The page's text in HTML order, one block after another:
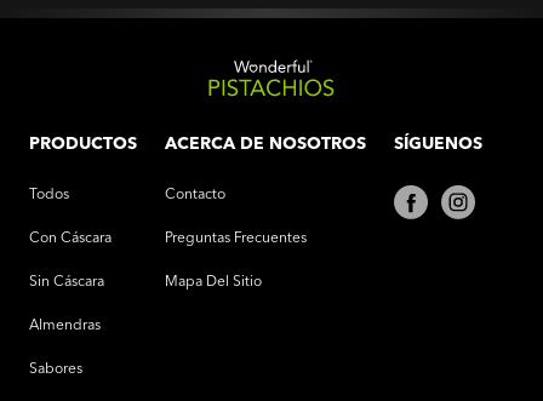
PRODUCTOS
Todos
Con Cáscara
Sin Cáscara
Almendras
Sabores
ACERCA DE NOSOTROS
Contacto
Preguntas Frecuentes
Mapa Del Sitio
SÍGUENOS